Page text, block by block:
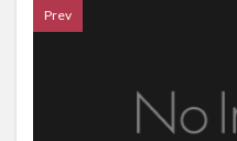
Prev